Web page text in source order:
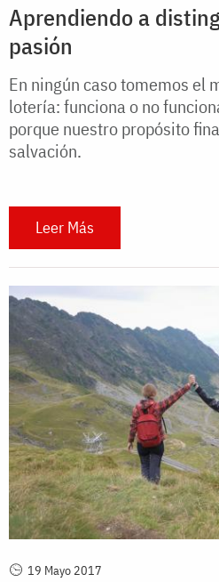
Aprendiendo a
pasión
En ningún caso tomemos el
lotería: funciona o no
porque nuestro propósito
salvación.
Leer Más
19 Mayo 2017